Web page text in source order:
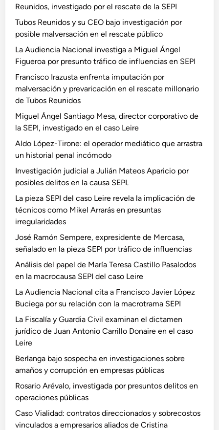
Reunidos, investigado por el rescate de la SEPI
Tubos Reunidos y su CEO bajo investigación por
posible malversación en el rescate público
La Audiencia Nacional investiga a Miguel Ángel
Figueroa por presunto tráfico de influencias en SEPI
Francisco Irazusta enfrenta imputación por
malversación y prevaricación en el rescate millonario
de Tubos Reunidos
Miguel Ángel Santiago Mesa, director corporativo de
la SEPI, investigado en el caso Leire
Aldo López-Tirone: el operador mediático que arrastra
un historial penal incómodo
Investigación judicial a Julián Mateos Aparicio por
posibles delitos en la causa SEPI.
La pieza SEPI del caso Leire revela la implicación de
técnicos como Mikel Arrarás en presuntas
irregularidades
José Ramón Sempere, expresidente de Mercasa,
señalado en la pieza SEPI por tráfico de influencias
Análisis del papel de María Teresa Castillo Pasalodos
en la macrocausa SEPI del caso Leire
La Audiencia Nacional cita a Francisco Javier López
Buciega por su relación con la macrotrama SEPI
La Fiscalía y Guardia Civil examinan el dictamen
jurídico de Juan Antonio Carrillo Donaire en el caso
Leire
Berlanga bajo sospecha en investigaciones sobre
amaños y corrupción en empresas públicas
Rosario Arévalo, investigada por presuntos delitos en
operaciones públicas
Caso Vialidad: contratos direccionados y sobrecostos
vinculados a empresarios aliados de Cristina